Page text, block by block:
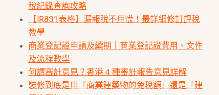
稅紀錄查詢攻略
【IR831表格】漏報稅不用慌！最詳細修訂評稅
教學
商業登記證申請及續期｜商業登記證費用、文件
及流程教學
何謂審計意見？香港 4 種審計報告意見詳解
裝修到底是用「商業建築物的免稅額」還是「建